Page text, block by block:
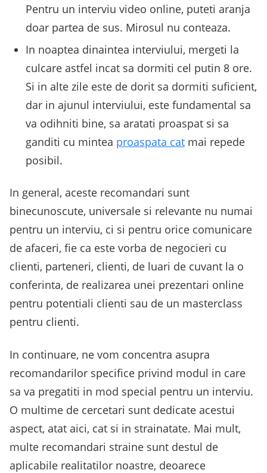
Pentru un interviu video online, puteti aranja
doar partea de sus. Mirosul nu conteaza.
In noaptea dinaintea interviului, mergeti la
culcare astfel incat sa dormiti cel putin 8 ore.
Si in alte zile este de dorit sa dormiti suficient,
dar in ajunul interviului, este fundamental sa
va odihniti bine, sa aratati proaspat si sa
ganditi cu mintea proaspata cat mai repede
posibil.
In general, aceste recomandari sunt
binecunoscute, universale si relevante nu numai
pentru un interviu, ci si pentru orice comunicare
de afaceri, fie ca este vorba de negocieri cu
clienti, parteneri, clienti, de luari de cuvant la o
conferinta, de realizarea unei prezentari online
pentru potentiali clienti sau de un masterclass
pentru clienti.
In continuare, ne vom concentra asupra
recomandarilor specifice privind modul in care
sa va pregatiti in mod special pentru un interviu.
O multime de cercetari sunt dedicate acestui
aspect, atat aici, cat si in strainatate. Mai mult,
multe recomandari straine sunt destul de
aplicabile realitatilor noastre, deoarece